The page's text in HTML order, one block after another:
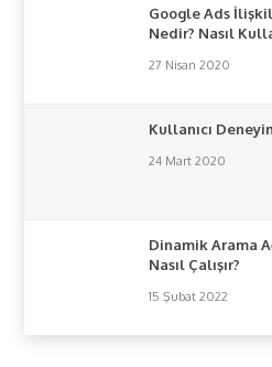
Google Ads
Nedir? Nasıl
27 Nisan 2020
Kullanıcı
24 Mart 2020
Dinamik Arama
Nasıl Çalışır?
15 Şubat 2022